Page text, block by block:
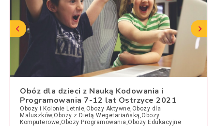
Obóz dla dzieci z Nauką Kodowania i
Programowania 7-12 lat Ostrzyce 2021
Obozy i Kolonie Letnie,Obozy Aktywne,Obozy dla
Maluszków,Obozy z Dietą Wegetariańską,Obozy
Komputerowe,Obozy Programowania,Obozy Edukacyjne